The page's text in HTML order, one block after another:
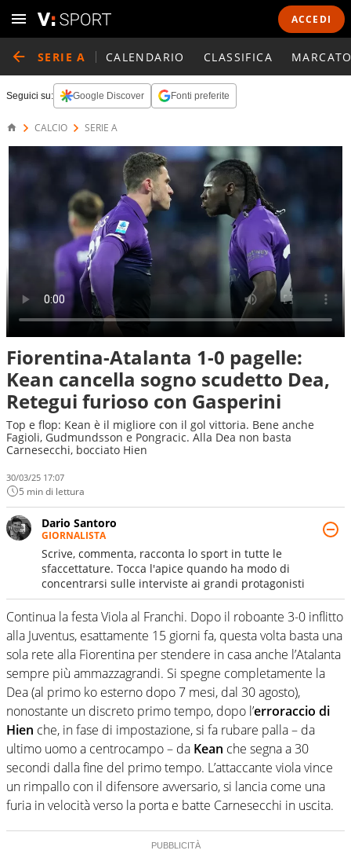
ACCEDI
SERIE A CALENDARIO CLASSIFICA
Seguici su: Google Discover Fonti preferite
CALCIO SERIE A
Fiorentina-Atalanta 1-0 pagelle:
Kean cancella sogno scudetto Dea,
Retegui furioso con Gasperini
Top e flop: Kean è il migliore con il gol vittoria. Bene anche
Fagioli, Gudmundsson e Pongracic. Alla Dea non basta
Carnesecchi, bocciato Hien
30/03/25 17:07
5 min di lettura
Dario Santoro
GIORNALISTA
Scrive, commenta, racconta lo sport in tutte le
sfaccettature. Tocca l'apice quando ha modo di
concentrarsi sulle interviste ai grandi protagonisti
Continua la festa Viola al Franchi. Dopo il roboante 3-0 inflitto
alla Juventus, esattamente 15 giorni fa, questa volta basta una
sola rete alla Fiorentina per stendere in casa anche l’Atalanta
sempre più ammazzagrandi. Si spegne completamente la
Dea (al primo ko esterno dopo 7 mesi, dal 30 agosto),
nonostante un discreto primo tempo, dopo l’erroraccio di
Hien che, in fase di impostazione, si fa rubare palla – da
ultimo uomo a centrocampo – da Kean che segna a 30
secondi dalla fine del primo tempo. L’attaccante viola vince
un rimpallo con il difensore avversario, si lancia come una
furia in velocità verso la porta e batte Carnesecchi in uscita.